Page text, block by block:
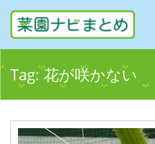
Tag:花が咲かない